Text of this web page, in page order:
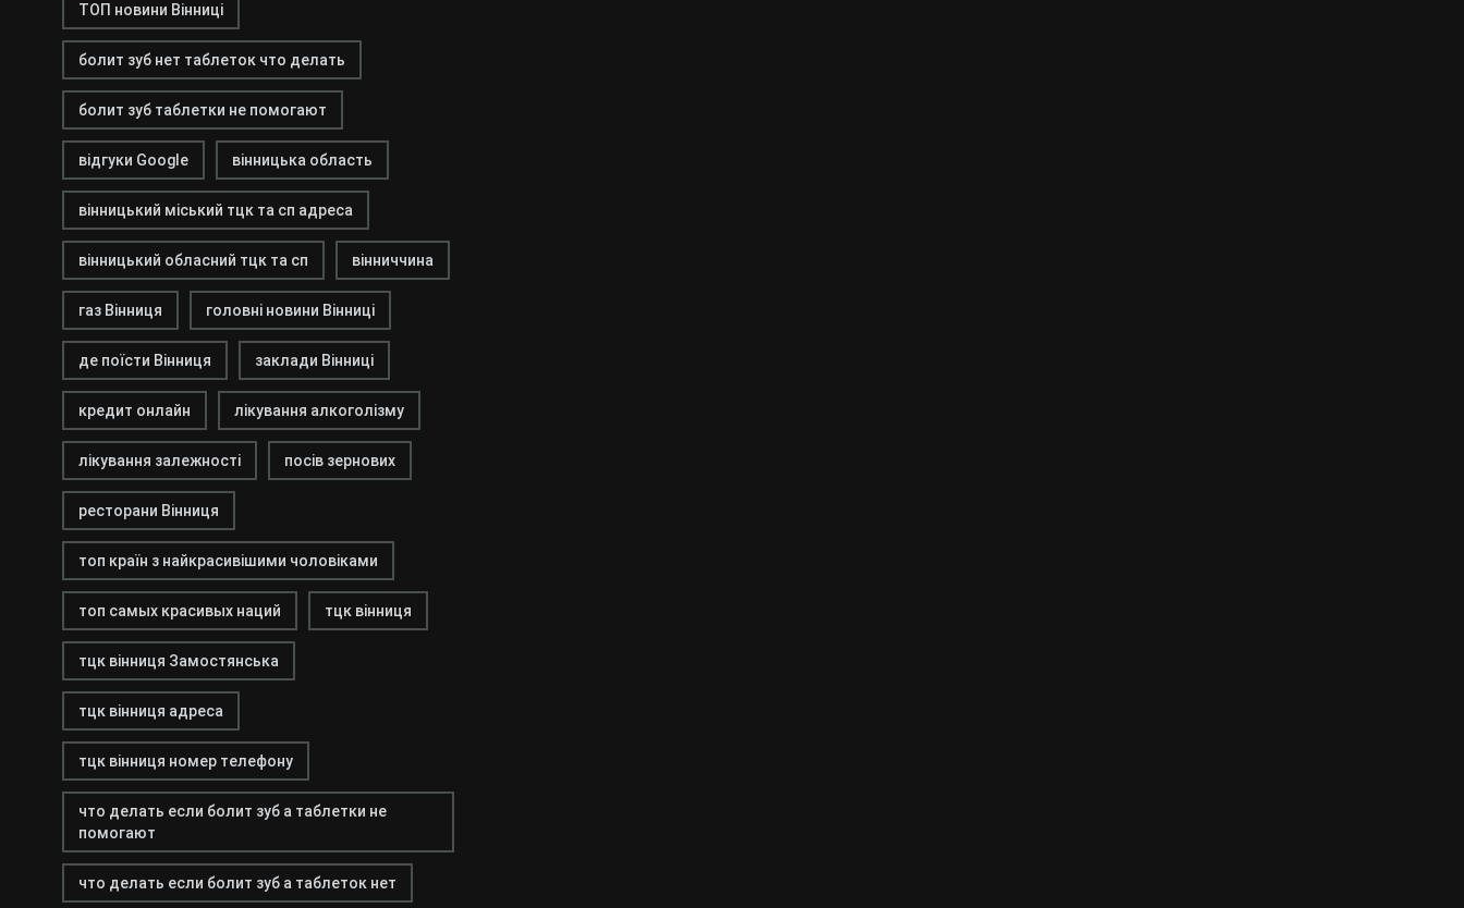
ТОП новини Вінниці
болит зуб нет таблеток что делать
болит зуб таблетки не помогают
відгуки Google вінницька область
вінницький міський тцк та сп адреса
вінницький обласний тцк та сп вінниччина
газ Вінниця головні новини Вінниці
де поїсти Вінниця заклади Вінниці
кредит онлайн лікування алкоголізму
лікування залежності посів зернових
ресторани Вінниця
топ країн з найкрасивішими чоловіками
топ самых красивых наций тцк вінниця
тцк вінниця Замостянська
тцк вінниця адреса
тцк вінниця номер телефону
что делать если болит зуб а таблетки не
помогают
что делать если болит зуб а таблеток нет